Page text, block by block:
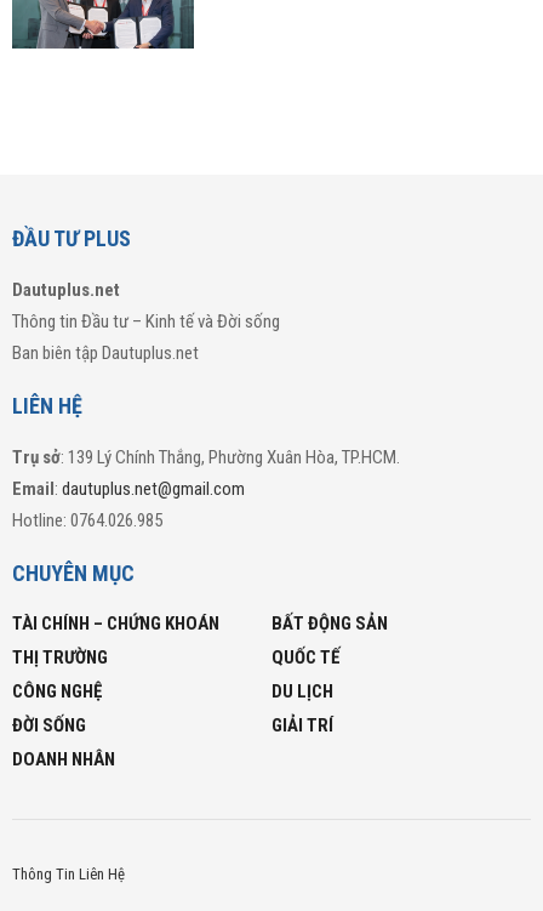
ĐẦU TƯ PLUS
Dautuplus.net
Thông tin Đầu tư – Kinh tế và Đời sống
Ban biên tập Dautuplus.net
LIÊN HỆ
Trụ sở: 139 Lý Chính Thắng, Phường Xuân Hòa, TP.HCM.
Email: dautuplus.net@gmail.com
Hotline: 0764.026.985
CHUYÊN MỤC
TÀI CHÍNH – CHỨNG KHOÁN
BẤT ĐỘNG SẢN
THỊ TRƯỜNG
QUỐC TẾ
CÔNG NGHỆ
DU LỊCH
ĐỜI SỐNG
GIẢI TRÍ
DOANH NHÂN
Thông Tin Liên Hệ